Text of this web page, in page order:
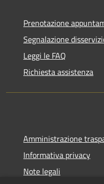
Prenotazione
Segnalazione
Leggi le FAQ
Richiesta assistenza
Amministrazione
Informativa privacy
Note legali